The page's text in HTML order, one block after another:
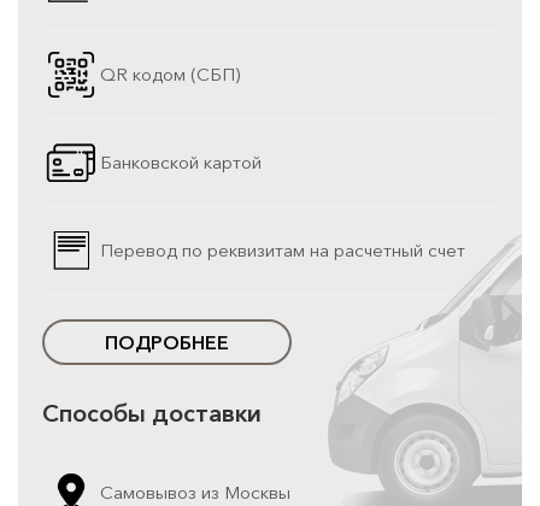
QR кодом (СБП)
Банковской картой
Перевод по реквизитам на расчетный счет
ПОДРОБНЕЕ
Способы доставки
Самовывоз из Москвы